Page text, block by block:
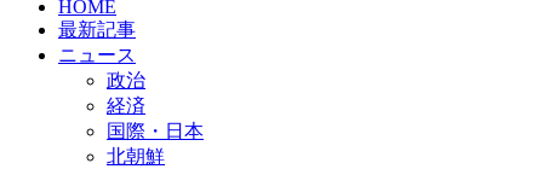
HOME
最新記事
ニュース
政治
経済
国際・日本
北朝鮮